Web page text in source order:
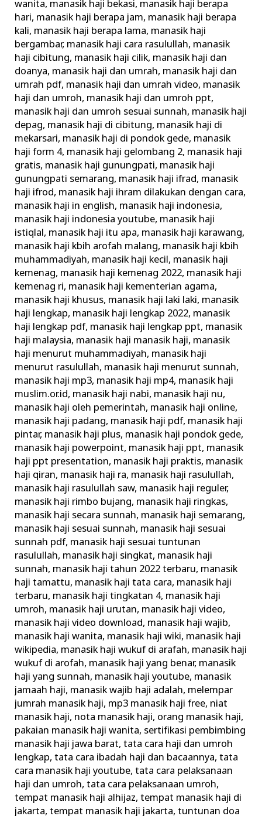
wanita, manasik haji bekasi, manasik haji berapa
hari, manasik haji berapa jam, manasik haji berapa
kali, manasik haji berapa lama, manasik haji
bergambar, manasik haji cara rasulullah, manasik
haji cibitung, manasik haji cilik, manasik haji dan
doanya, manasik haji dan umrah, manasik haji dan
umrah pdf, manasik haji dan umrah video, manasik
haji dan umroh, manasik haji dan umroh ppt,
manasik haji dan umroh sesuai sunnah, manasik haji
depag, manasik haji di cibitung, manasik haji di
mekarsari, manasik haji di pondok gede, manasik
haji form 4, manasik haji gelombang 2, manasik haji
gratis, manasik haji gunungpati, manasik haji
gunungpati semarang, manasik haji ifrad, manasik
haji ifrod, manasik haji ihram dilakukan dengan cara,
manasik haji in english, manasik haji indonesia,
manasik haji indonesia youtube, manasik haji
istiqlal, manasik haji itu apa, manasik haji karawang,
manasik haji kbih arofah malang, manasik haji kbih
muhammadiyah, manasik haji kecil, manasik haji
kemenag, manasik haji kemenag 2022, manasik haji
kemenag ri, manasik haji kementerian agama,
manasik haji khusus, manasik haji laki laki, manasik
haji lengkap, manasik haji lengkap 2022, manasik
haji lengkap pdf, manasik haji lengkap ppt, manasik
haji malaysia, manasik haji manasik haji, manasik
haji menurut muhammadiyah, manasik haji
menurut rasulullah, manasik haji menurut sunnah,
manasik haji mp3, manasik haji mp4, manasik haji
muslim.or.id, manasik haji nabi, manasik haji nu,
manasik haji oleh pemerintah, manasik haji online,
manasik haji padang, manasik haji pdf, manasik haji
pintar, manasik haji plus, manasik haji pondok gede,
manasik haji powerpoint, manasik haji ppt, manasik
haji ppt presentation, manasik haji praktis, manasik
haji qiran, manasik haji ra, manasik haji rasulullah,
manasik haji rasulullah saw, manasik haji reguler,
manasik haji rimbo bujang, manasik haji ringkas,
manasik haji secara sunnah, manasik haji semarang,
manasik haji sesuai sunnah, manasik haji sesuai
sunnah pdf, manasik haji sesuai tuntunan
rasulullah, manasik haji singkat, manasik haji
sunnah, manasik haji tahun 2022 terbaru, manasik
haji tamattu, manasik haji tata cara, manasik haji
terbaru, manasik haji tingkatan 4, manasik haji
umroh, manasik haji urutan, manasik haji video,
manasik haji video download, manasik haji wajib,
manasik haji wanita, manasik haji wiki, manasik haji
wikipedia, manasik haji wukuf di arafah, manasik haji
wukuf di arofah, manasik haji yang benar, manasik
haji yang sunnah, manasik haji youtube, manasik
jamaah haji, manasik wajib haji adalah, melempar
jumrah manasik haji, mp3 manasik haji free, niat
manasik haji, nota manasik haji, orang manasik haji,
pakaian manasik haji wanita, sertifikasi pembimbing
manasik haji jawa barat,tata cara haji dan umroh
lengkap,tata cara ibadah haji dan bacaannya,tata
cara manasik haji youtube,tata cara pelaksanaan
haji dan umroh,tata cara pelaksanaan umroh,
tempat manasik haji alhijaz,tempat manasik haji di
jakarta,tempat manasik haji jakarta,tuntunan doa